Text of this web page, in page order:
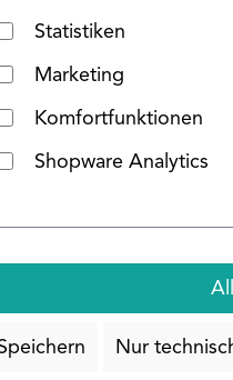
Statistiken
Marketing
Komfortfunktionen
Shopware Analytics
Nur